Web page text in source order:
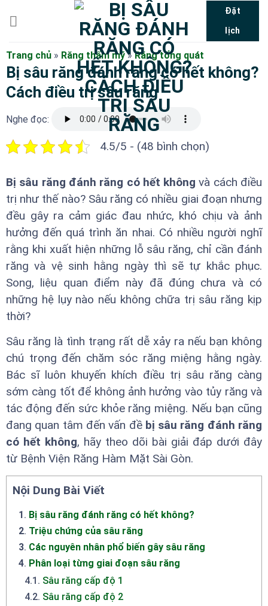
dung
Đặt
lịch
Trang chủ » Răng thẩm mỹ»Răng tổng quát
Bị sâu răng đánh răng có hết không?
Cách điều trị sâu răng
Nghe đọc:
4.5/5 - (48 bình chọn)
Bị sâu răng đánh răng có hết không và cách điều
trị như thế nào? Sâu răng có nhiều giai đoạn nhưng
đều gây ra cảm giác đau nhức, khó chịu và ảnh
hưởng đến quá trình ăn nhai. Có nhiều người nghĩ
rằng khi xuất hiện những lỗ sâu răng, chỉ cần đánh
răng và vệ sinh hằng ngày thì sẽ tự khắc phục.
Song, liệu quan điểm này đã đúng chưa và có
những hệ lụy nào nếu không chữa trị sâu răng kịp
thời?
Sâu răng là tình trạng rất dễ xảy ra nếu bạn không
chú trọng đến chăm sóc răng miệng hằng ngày.
Bác sĩ luôn khuyến khích điều trị sâu răng càng
sớm càng tốt để không ảnh hưởng vào tủy răng và
tác động đến sức khỏe răng miệng. Nếu bạn cũng
đang quan tâm đến vấn đề bị sâu răng đánh răng
có hết không, hãy theo dõi bài giải đáp dưới đây
từ Bệnh Viện Răng Hàm Mặt Sài Gòn.
Nội Dung Bài Viết
1. Bị sâu răng đánh răng có hết không?
2. Triệu chứng của sâu răng
3. Các nguyên nhân phổ biến gây sâu răng
4. Phân loại từng giai đoạn sâu răng
4.1 . Sâu răng cấp độ 1
4.2. Sâu răng cấp độ 2